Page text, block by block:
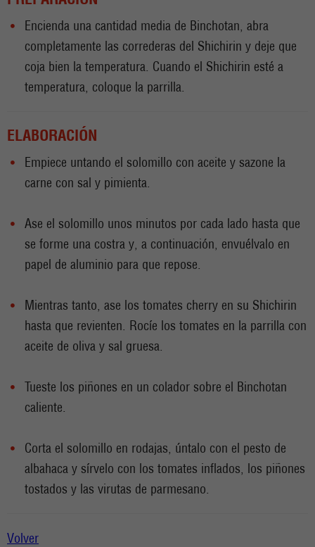
Encienda una cantidad media de Binchotan, abra
completamente las correderas del Shichirin y deje que
coja bien la temperatura. Cuando el Shichirin esté a
temperatura, coloque la parrilla.
ELABORACIÓN
Empiece untando el solomillo con aceite y sazone la
carne con sal y pimienta.
Ase el solomillo unos minutos por cada lado hasta que
se forme una costra y, a continuación, envuélvalo en
papel de aluminio para que repose.
Mientras tanto, ase los tomates cherry en su Shichirin
hasta que revienten. Rocíe los tomates en la parrilla con
aceite de oliva y sal gruesa.
Tueste los piñones en un colador sobre el Binchotan
caliente.
Corta el solomillo en rodajas, úntalo con el pesto de
albahaca y sírvelo con los tomates inflados, los piñones
tostados y las virutas de parmesano.
Volver